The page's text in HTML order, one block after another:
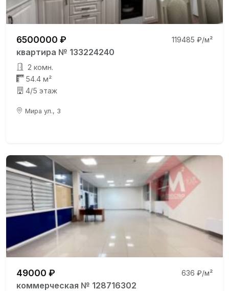
6500000 ₽ 119485 ₽/м²
квартира № 133224240
2 комн.
54.4 м²
4/5 этаж
Мира ул., 3
49000 ₽ 636 ₽/м²
коммерческая № 128716302